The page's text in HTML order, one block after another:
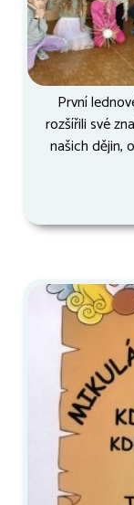
První
rozšířili své
našich dějin,